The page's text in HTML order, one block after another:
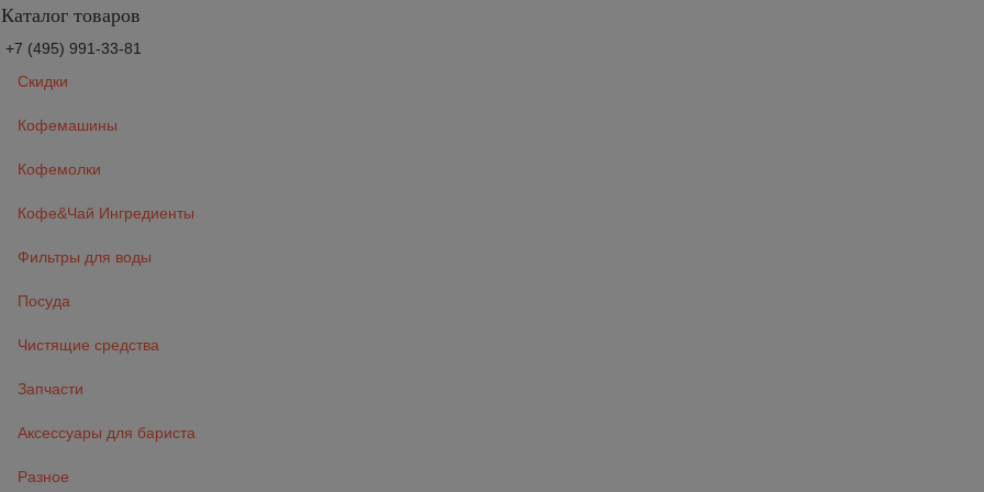
Каталог товаров
+7 (495) 991-33-81
Скидки
Кофемашины
Кофемолки
Кофе&Чай Ингредиенты
Фильтры для воды
Посуда
Чистящие средства
Запчасти
Аксессуары для бариста
Разное